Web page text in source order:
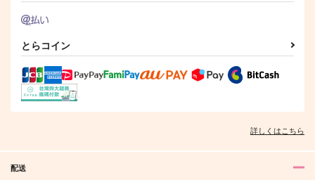
とらコイン
詳しくはこちら
配送